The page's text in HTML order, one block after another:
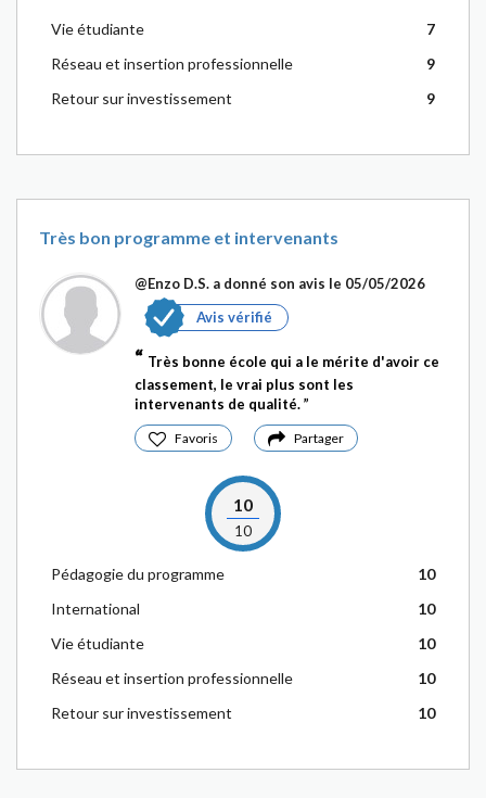
Vie étudiante
7
Réseau et insertion professionnelle
9
Retour sur investissement
9
Très bon programme et intervenants
@Enzo D.S. a donné son avis le 05/05/2026
Avis vérifié
Très bonne école qui a le mérite d'avoir ce
classement, le vrai plus sont les
intervenants de qualité.
Favoris Partager
10
10
Pédagogie du programme
10
International
10
Vie étudiante
10
Réseau et insertion professionnelle
10
Retour sur investissement
10